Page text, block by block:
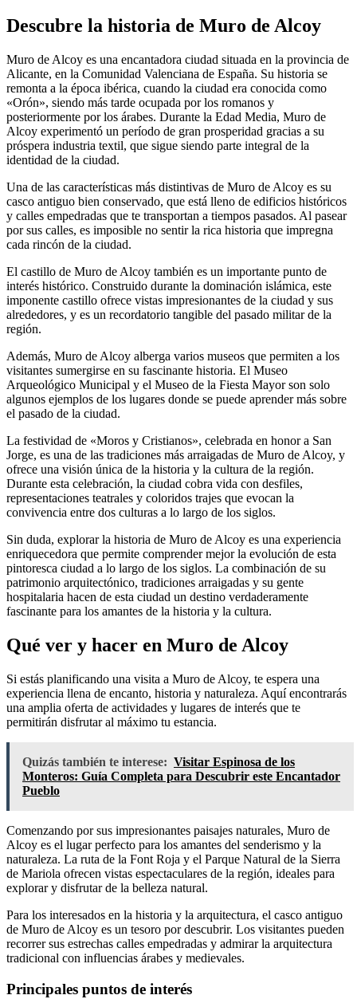
Descubre la historia de Muro de Alcoy
Muro de Alcoy es una encantadora ciudad situada en la provincia de
Alicante, en la Comunidad Valenciana de España. Su historia se
remonta a la época ibérica, cuando la ciudad era conocida como
«Orón», siendo más tarde ocupada por los romanos y
posteriormente por los árabes. Durante la Edad Media, Muro de
Alcoy experimentó un período de gran prosperidad gracias a su
próspera industria textil, que sigue siendo parte integral de la
identidad de la ciudad.
Una de las características más distintivas de Muro de Alcoy es su
casco antiguo bien conservado, que está lleno de edificios históricos
y calles empedradas que te transportan a tiempos pasados. Al pasear
por sus calles, es imposible no sentir la rica historia que impregna
cada rincón de la ciudad.
El castillo de Muro de Alcoy también es un importante punto de
interés histórico. Construido durante la dominación islámica, este
imponente castillo ofrece vistas impresionantes de la ciudad y sus
alrededores, y es un recordatorio tangible del pasado militar de la
región.
Además, Muro de Alcoy alberga varios museos que permiten a los
visitantes sumergirse en su fascinante historia. El Museo
Arqueológico Municipal y el Museo de la Fiesta Mayor son solo
algunos ejemplos de los lugares donde se puede aprender más sobre
el pasado de la ciudad.
La festividad de «Moros y Cristianos», celebrada en honor a San
Jorge, es una de las tradiciones más arraigadas de Muro de Alcoy, y
ofrece una visión única de la historia y la cultura de la región.
Durante esta celebración, la ciudad cobra vida con desfiles,
representaciones teatrales y coloridos trajes que evocan la
convivencia entre dos culturas a lo largo de los siglos.
Sin duda, explorar la historia de Muro de Alcoy es una experiencia
enriquecedora que permite comprender mejor la evolución de esta
pintoresca ciudad a lo largo de los siglos. La combinación de su
patrimonio arquitectónico, tradiciones arraigadas y su gente
hospitalaria hacen de esta ciudad un destino verdaderamente
fascinante para los amantes de la historia y la cultura.
Qué ver y hacer en Muro de Alcoy
Si estás planificando una visita a Muro de Alcoy, te espera una
experiencia llena de encanto, historia y naturaleza. Aquí encontrarás
una amplia oferta de actividades y lugares de interés que te
permitirán disfrutar al máximo tu estancia.
Quizás también te interese: Visitar Espinosa de los
Monteros: Guía Completa para Descubrir este Encantador
Pueblo
Comenzando por sus impresionantes paisajes naturales, Muro de
Alcoy es el lugar perfecto para los amantes del senderismo y la
naturaleza. La ruta de la Font Roja y el Parque Natural de la Sierra
de Mariola ofrecen vistas espectaculares de la región, ideales para
explorar y disfrutar de la belleza natural.
Para los interesados en la historia y la arquitectura, el casco antiguo
de Muro de Alcoy es un tesoro por descubrir. Los visitantes pueden
recorrer sus estrechas calles empedradas y admirar la arquitectura
tradicional con influencias árabes y medievales.
Principales puntos de interés